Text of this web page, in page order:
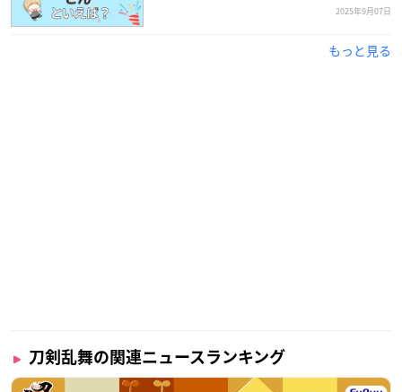
2025年9月07日
もっと見る
刀剣乱舞の関連ニュースランキング